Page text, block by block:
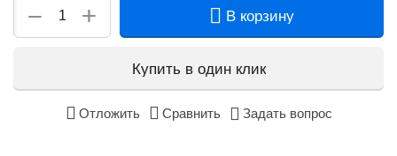
+
− В корзину
Купить в один клик
Отложить Сравнить Задать вопрос